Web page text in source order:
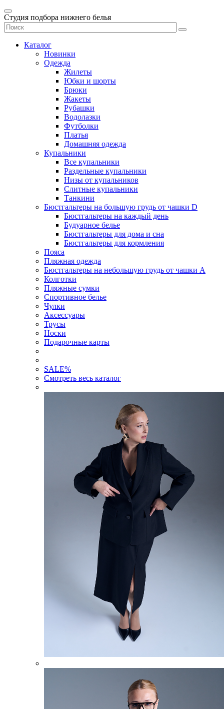
Студия подбора нижнего белья
Каталог
Новинки
Одежда
Жилеты
Юбки и шорты
Брюки
Жакеты
Рубашки
Водолазки
Футболки
Платья
Домашняя одежда
Купальники
Все купальники
Раздельные купальники
Низы от купальников
Слитные купальники
Танкини
Бюстгальтеры на большую грудь от чашки D
Бюстгальтеры на каждый день
Будуарное белье
Бюстгальтеры для дома и сна
Бюстгальтеры для кормления
Пояса
Пляжная одежда
Бюстгальтеры на небольшую грудь от чашки А
Колготки
Пляжные сумки
Спортивное белье
Чулки
Аксессуары
Трусы
Носки
Подарочные карты
SALE%
Смотреть весь каталог